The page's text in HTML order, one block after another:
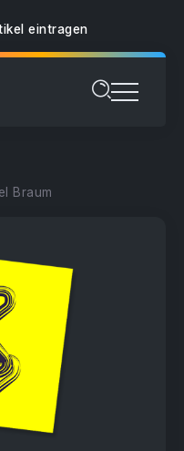
eintragen
Braum